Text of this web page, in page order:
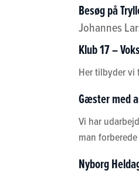
Besøg på
Johannes
Klub 17 –
Her tilbyder vi
Gæster med
Vi har
man
Nyborg